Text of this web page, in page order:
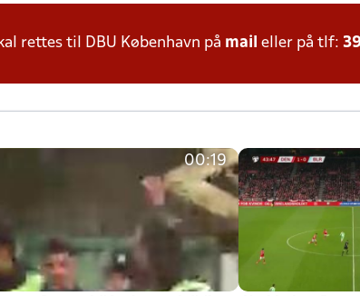
rettes til DBU København på mail eller på tlf:
00:19